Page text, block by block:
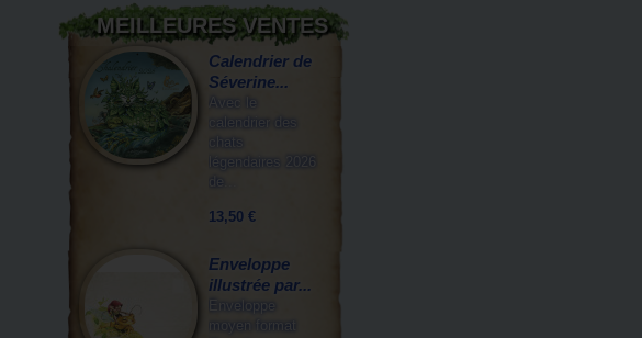
MEILLEURES VENTES
Calendrier de
Séverine...
Avec le
calendrier des
chats
légendaires 2026
de...
13,50 €
Enveloppe
illustrée par...
Enveloppe
moyen format